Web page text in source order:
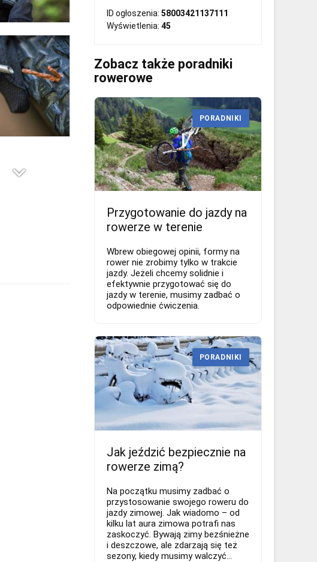
ID ogłoszenia: 58003421137111
Wyświetlenia: 45
Zobacz także poradniki
rowerowe
Przygotowanie do jazdy na
rowerze w terenie
Wbrew obiegowej opinii, formy na
rower nie zrobimy tylko w trakcie
jazdy. Jeżeli chcemy solidnie i
efektywnie przygotować się do
jazdy w terenie, musimy zadbać o
odpowiednie ćwiczenia.
PORADNIKI
Jak jeździć bezpiecznie na
rowerze zimą?
Na początku musimy zadbać o
przystosowanie swojego roweru do
jazdy zimowej. Jak wiadomo – od
kilku lat aura zimowa potrafi nas
zaskoczyć. Bywają zimy bezśnieżne
i deszczowe, ale zdarzają się też
sezony, kiedy musimy walczyć...
PORADNIKI